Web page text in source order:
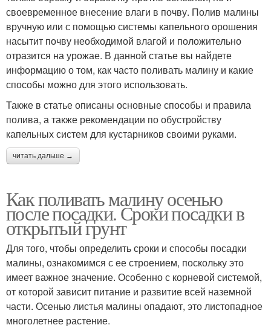
своевременное внесение влаги в почву. Полив малины
вручную или с помощью системы капельного орошения
насытит почву необходимой влагой и положительно
отразится на урожае. В данной статье вы найдете
информацию о том, как часто поливать малину и какие
способы можно для этого использовать.
Также в статье описаны основные способы и правила
полива, а также рекомендации по обустройству
капельных систем для кустарников своими руками.
читать дальше →
Как поливать малину осенью
после посадки. Сроки посадки в
открытый грунт
Для того, чтобы определить сроки и способы посадки
малины, ознакомимся с ее строением, поскольку это
имеет важное значение. Особенно с корневой системой,
от которой зависит питание и развитие всей наземной
части. Осенью листья малины опадают, это листопадное
многолетнее растение.